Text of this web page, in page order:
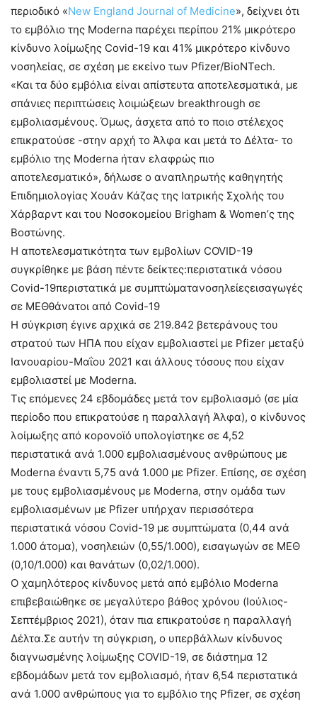
περιοδικό «New England Journal of Medicine», δείχνει ότι
το εμβόλιο της Moderna παρέχει περίπου 21% μικρότερο
κίνδυνο λοίμωξης Covid-19 και 41% μικρότερο κίνδυνο
νοσηλείας, σε σχέση με εκείνο των Pfizer/BioNTech.
«Και τα δύο εμβόλια είναι απίστευτα αποτελεσματικά, με
σπάνιες περιπτώσεις λοιμώξεων breakthrough σε
εμβολιασμένους. Όμως, άσχετα από το ποιο στέλεχος
επικρατούσε -στην αρχή το Άλφα και μετά το Δέλτα- το
εμβόλιο της Moderna ήταν ελαφρώς πιο
αποτελεσματικό», δήλωσε ο αναπληρωτής καθηγητής
Επιδημιολογίας Χουάν Κάζας της Ιατρικής Σχολής του
Χάρβαρντ και του Νοσοκομείου Brigham & Women’ς της
Βοστώνης.
Η αποτελεσματικότητα των εμβολίων COVID-19
συγκρίθηκε με βάση πέντε δείκτες:περιστατικά νόσου
Covid-19περιστατικά με συμπτώματανοσηλείεςεισαγωγές
σε ΜΕΘθάνατοι από Covid-19
Η σύγκριση έγινε αρχικά σε 219.842 βετεράνους του
στρατού των ΗΠΑ που είχαν εμβολιαστεί με Pfizer μεταξύ
Ιανουαρίου-Μαΐου 2021 και άλλους τόσους που είχαν
εμβολιαστεί με Moderna.
Τις επόμενες 24 εβδομάδες μετά τον εμβολιασμό (σε μία
περίοδο που επικρατούσε η παραλλαγή Άλφα), ο κίνδυνος
λοίμωξης από κορονοϊό υπολογίστηκε σε 4,52
περιστατικά ανά 1.000 εμβολιασμένους ανθρώπους με
Moderna έναντι 5,75 ανά 1.000 με Pfizer. Επίσης, σε σχέση
με τους εμβολιασμένους με Moderna, στην ομάδα των
εμβολιασμένων με Pfizer υπήρχαν περισσότερα
περιστατικά νόσου Covid-19 με συμπτώματα (0,44 ανά
1.000 άτομα), νοσηλειών (0,55/1.000), εισαγωγών σε ΜΕΘ
(0,10/1.000) και θανάτων (0,02/1.000).
Ο χαμηλότερος κίνδυνος μετά από εμβόλιο Moderna
επιβεβαιώθηκε σε μεγαλύτερο βάθος χρόνου (Ιούλιος-
Σεπτέμβριος 2021), όταν πια επικρατούσε η παραλλαγή
Δέλτα.Σε αυτήν τη σύγκριση, ο υπερβάλλων κίνδυνος
διαγνωσμένης λοίμωξης COVID-19, σε διάστημα 12
εβδομάδων μετά τον εμβολιασμό, ήταν 6,54 περιστατικά
ανά 1.000 ανθρώπους για το εμβόλιο της Pfizer, σε σχέση